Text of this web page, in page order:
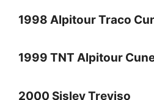
1998 Alpitour Traco
1999 TNT Alpitour
2000 Sisley Treviso